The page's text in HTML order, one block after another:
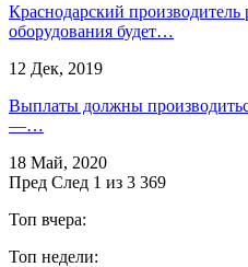
Краснодарский производитель
оборудования будет…
12 Дек, 2019
Выплаты должны
—…
18 Май, 2020
Пред След 1 из 3 369
Топ вчера:
Топ недели: